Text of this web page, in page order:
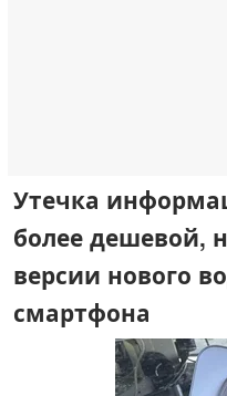
Утечка
более дешевой,
версии нового
смартфона